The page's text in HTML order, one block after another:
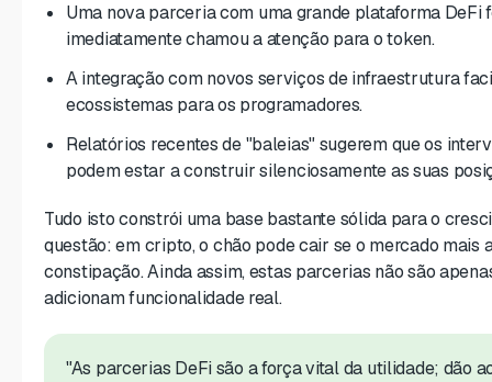
Uma nova parceria com uma grande plataforma DeFi
imediatamente chamou a atenção para o token.
A integração com novos serviços de infraestrutura
ecossistemas para os programadores.
Relatórios recentes de "baleias" sugerem que os
podem estar a construir silenciosamente as suas
Tudo isto constrói uma base bastante sólida para o
questão: em cripto, o chão pode cair se o mercado mais
constipação. Ainda assim, estas parcerias não são
adicionam funcionalidade real.
"As parcerias DeFi são a força vital da utilidade; dão